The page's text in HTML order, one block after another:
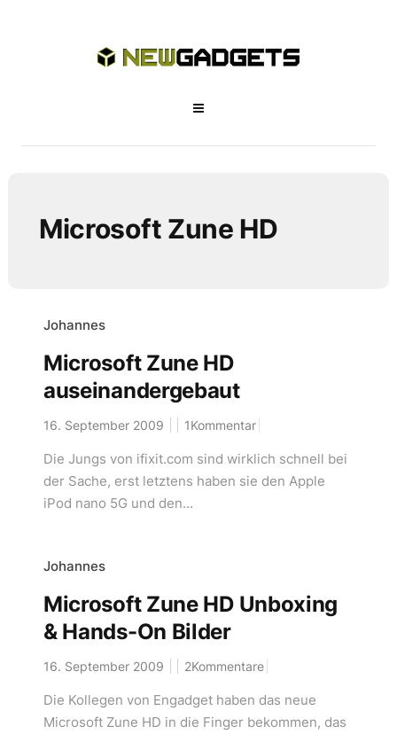
Microsoft Zune HD
Johannes
Microsoft Zune HD
auseinandergebaut
16. September 2009 1Kommentar
Die Jungs von ifixit.com sind wirklich schnell bei
der Sache, erst letztens haben sie den Apple
iPod nano 5G und den...
Johannes
Microsoft Zune HD Unboxing
& Hands-On Bilder
16. September 2009 2Kommentare
Die Kollegen von Engadget haben das neue
Microsoft Zune HD in die Finger bekommen, das